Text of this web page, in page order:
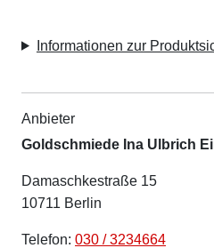
Informationen zur
Anbieter
Goldschmiede Ina Ulbrich
Damaschkestraße 15
10711 Berlin
Telefon: 030 / 3234664